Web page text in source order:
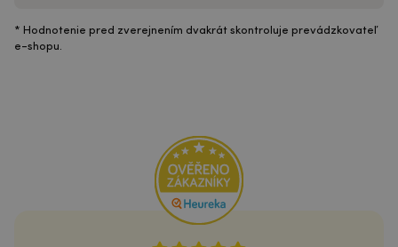
* Hodnotenie pred zverejnením dvakrát skontroluje prevádzkovateľ
e-shopu.